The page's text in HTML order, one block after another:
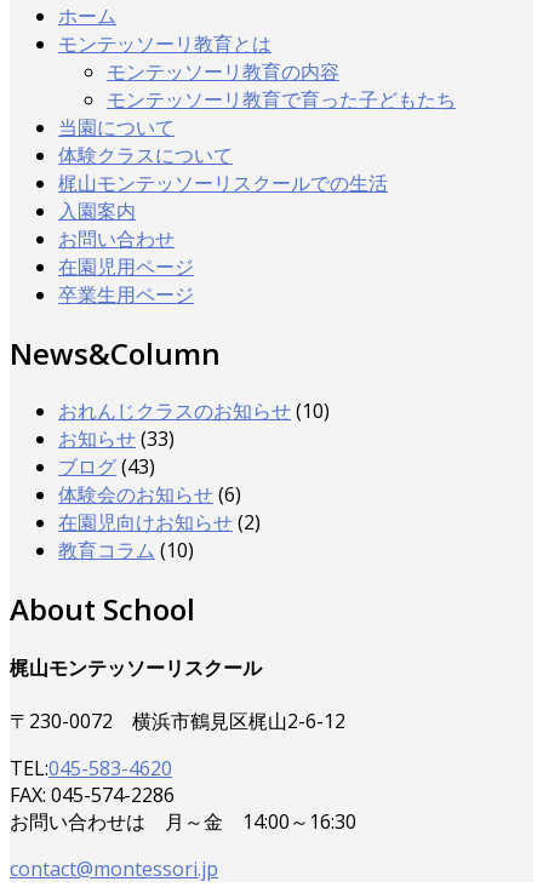
ホーム
モンテッソーリ教育とは
モンテッソーリ教育の内容
モンテッソーリ教育で育った子どもたち
当園について
体験クラスについて
梶山モンテッソーリスクールでの生活
入園案内
お問い合わせ
在園児用ページ
卒業生用ページ
News&Column
おれんじクラスのお知らせ(10)
お知らせ(33)
ブログ(43)
体験会のお知らせ(6)
在園児向けお知らせ(2)
教育コラム (10)
About School
梶山モンテッソーリスクール
〒230-0072 横浜市鶴見区梶山2-6-12
TEL:045-583-4620
FAX: 045-574-2286
お問い合わせは 月～金 14:00～16:30
contact@montessori.jp